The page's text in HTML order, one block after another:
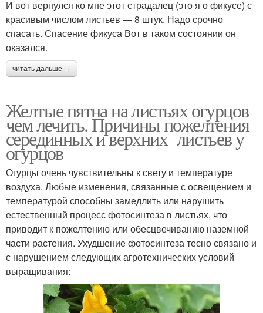
И вот вернулся ко мне этот страдалец (это я о фикусе) с
красивым числом листьев — 8 штук. Надо срочно
спасать. Спасение фикуса Вот в таком состоянии он
оказался.
читать дальше →
Желтые пятна на листьях огурцов
чем лечить. Причины пожелтения
серединных и верхних листьев у
огурцов
Огурцы очень чувствительны к свету и температуре
воздуха. Любые изменения, связанные с освещением и
температурой способны замедлить или нарушить
естественный процесс фотосинтеза в листьях, что
приводит к пожелтению или обесцвечиванию наземной
части растения. Ухудшение фотосинтеза тесно связано и
с нарушением следующих агротехнических условий
выращивания: